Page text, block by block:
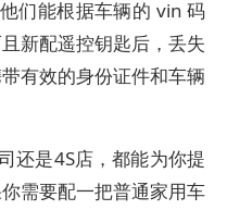
们能根据车辆的 vin 码
新配遥控钥匙后，丢失
有效的身份证件和车辆
还是4S店，都能为你提
需要配一把普通家用车